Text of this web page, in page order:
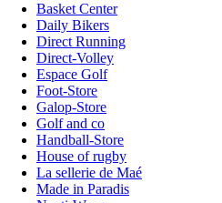
Basket Center
Daily Bikers
Direct Running
Direct-Volley
Espace Golf
Foot-Store
Galop-Store
Golf and co
Handball-Store
House of rugby
La sellerie de Maé
Made in Paradis